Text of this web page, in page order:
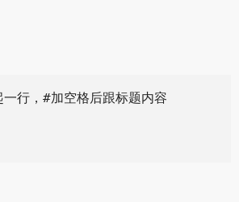
行，#加空格后跟标题内容